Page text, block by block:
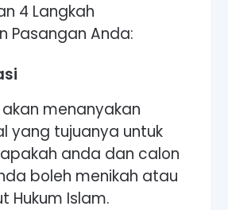
4 Langkah
Pasangan Anda:
menanyakan
yang tujuanya untuk
anda dan calon
boleh menikah atau
Hukum Islam.